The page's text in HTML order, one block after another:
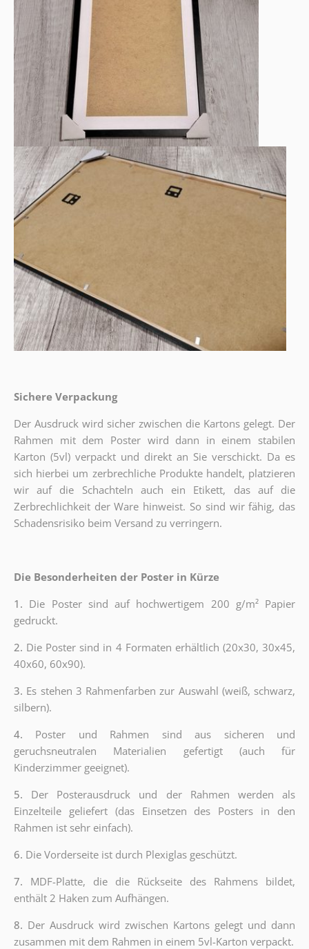
Sichere Verpackung
Der Ausdruck wird sicher zwischen die Kartons gelegt. Der
Rahmen mit dem Poster wird dann in einem stabilen
Karton (5vl) verpackt und direkt an Sie verschickt. Da es
sich hierbei um zerbrechliche Produkte handelt, platzieren
wir auf die Schachteln auch ein Etikett, das auf die
Zerbrechlichkeit der Ware hinweist. So sind wir fähig, das
Schadensrisiko beim Versand zu verringern.
Die Besonderheiten der Poster in Kürze
1. Die Poster sind auf hochwertigem 200 g/m² Papier
gedruckt.
2. Die Poster sind in 4 Formaten erhältlich (20x30, 30x45,
40x60, 60x90).
3. Es stehen 3 Rahmenfarben zur Auswahl (weiß, schwarz,
silbern).
4. Poster und Rahmen sind aus sicheren und
geruchsneutralen Materialien gefertigt (auch für
Kinderzimmer geeignet).
5. Der Posterausdruck und der Rahmen werden als
Einzelteile geliefert (das Einsetzen des Posters in den
Rahmen ist sehr einfach).
6. Die Vorderseite ist durch Plexiglas geschützt.
7. MDF-Platte, die die Rückseite des Rahmens bildet,
enthält 2 Haken zum Aufhängen.
8. Der Ausdruck wird zwischen Kartons gelegt und dann
zusammen mit dem Rahmen in einem 5vl-Karton verpackt.